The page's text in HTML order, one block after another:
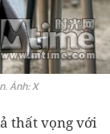
Ảnh: X
thất vọng với